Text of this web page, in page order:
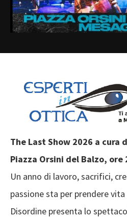
The Last Show 2026 a cura
Piazza Orsini del Balzo, ore
Un anno di lavoro, sacrifici,
passione sta per prendere vita
Disordine presenta lo